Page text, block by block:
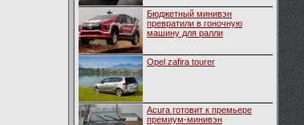
Бюджетный минивэн
превратили в гоночную
машину для ралли
Opel zafira tourer
Acura готовит к премьере
премиум-минивэн